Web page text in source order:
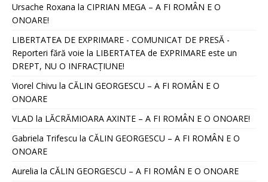
Ursache Roxana la CIPRIAN MEGA – A FI ROMÂN E O
ONOARE!
LIBERTATEA DE EXPRIMARE - COMUNICAT DE PRESĂ -
Reporteri fără voie la LIBERTATEA de EXPRIMARE este un
DREPT, NU O INFRACȚIUNE!
Viorel Chivu la CĂLIN GEORGESCU – A FI ROMÂN E O
ONOARE
VLAD la LĂCRĂMIOARA AXINTE – A FI ROMÂN E O ONOARE!
Gabriela Trifescu la CĂLIN GEORGESCU – A FI ROMÂN E O
ONOARE
Aurelia la CĂLIN GEORGESCU – A FI ROMÂN E O ONOARE